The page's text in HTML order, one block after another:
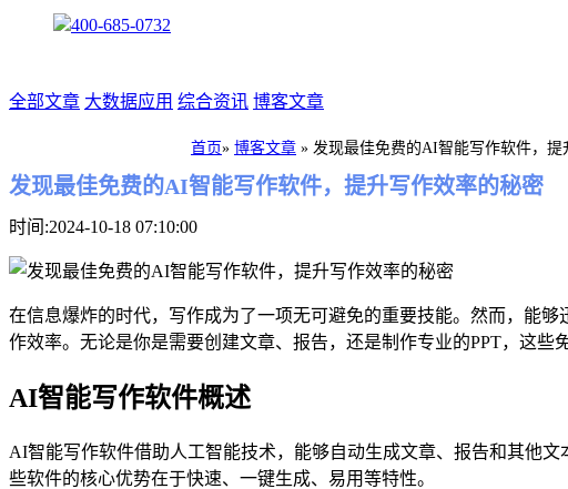
400-685-0732
全部文章 大数据应用 综合资讯 博客文章
首页» 博客文章 » 发现最佳免费的AI智能写作软件，提
发现最佳免费的AI智能写作软件，提升写作效率的秘密
时间:2024-10-18 07:10:00
在信息爆炸的时代，写作成为了一项无可避免的重要技能。然而，能
作效率。无论是你是需要创建文章、报告，还是制作专业的PPT，这些
AI智能写作软件概述
AI智能写作软件借助人工智能技术，能够自动生成文章、报告和其他
些软件的核心优势在于快速、一键生成、易用等特性。